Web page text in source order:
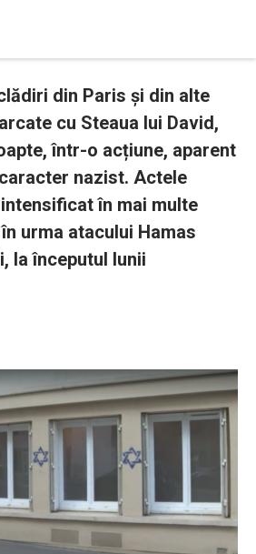
din Paris și din alte
cu Steaua lui David,
într-o acțiune, aparent
nazist. Actele
în mai multe
urma atacului Hamas
la începutul lunii